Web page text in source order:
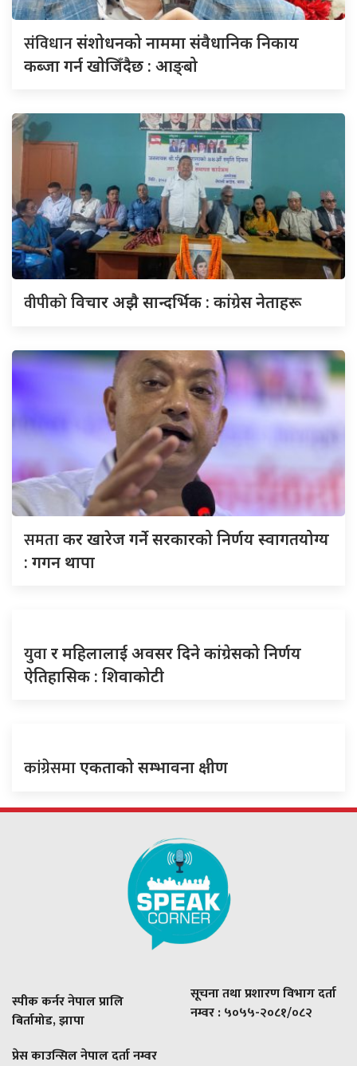
संविधानसंशोधनको नाममा संवैधानिक निकाय
कब्जा गर्न खोजिँदैछ : आङ्बो
वीपीकोविचार अझै सान्दर्भिक : कांग्रेस नेताहरू
समताकर खारेज गर्ने सरकारको निर्णय स्वागतयोग्य
: गगन थापा
युवार महिलालाई अवसर दिने कांग्रेसको निर्णय
ऐतिहासिक : शिवाकोटी
कांग्रेसमाएकताको सम्भावना क्षीण
स्पीक कर्नर नेपाल प्रालि
बिर्तामोड, झापा
प्रेस काउन्सिल नेपाल दर्ता नम्वर
सूचना तथा प्रशारण विभाग दर्ता
नम्वर : ५०५५-२०८१/०८२